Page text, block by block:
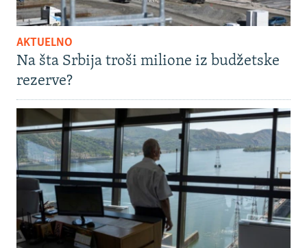
AKTUELNO
Na šta Srbija troši milione iz budžetske
rezerve?